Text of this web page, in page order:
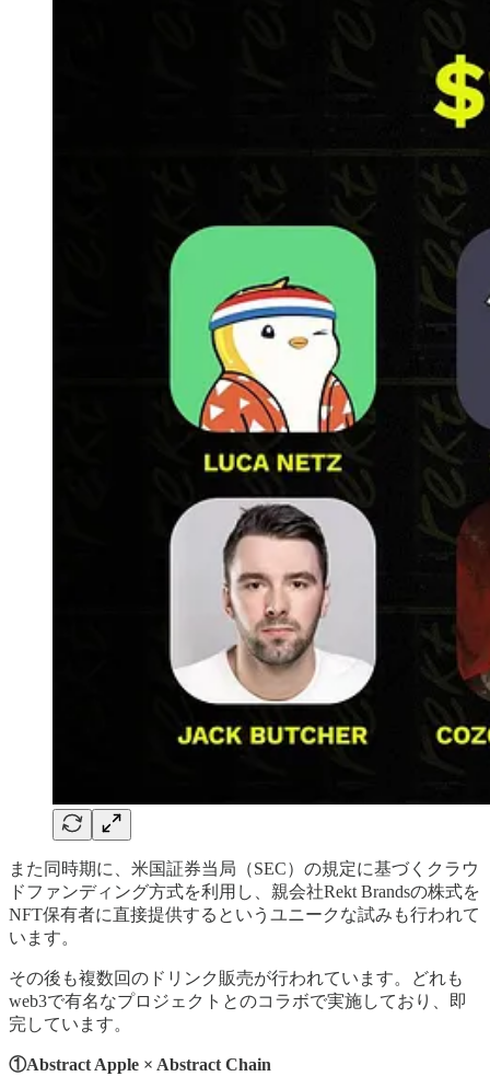
また同時期に、米国証券当局（SEC）の規定に基づくクラウ
ドファンディング方式を利用し、親会社Rekt Brandsの株式を
NFT保有者に直接提供するというユニークな試みも行われて
います。
その後も複数回のドリンク販売が行われています。どれも
web3で有名なプロジェクトとのコラボで実施しており、即
完しています。
①Abstract Apple × Abstract Chain